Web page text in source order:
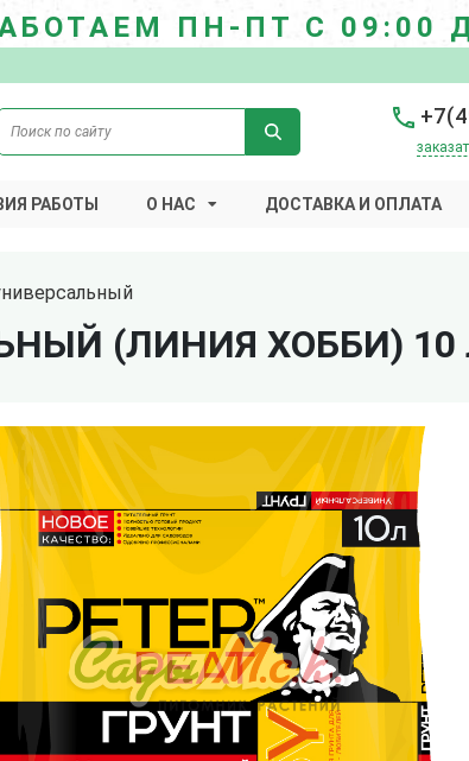
ПН-ПТ С 09:00
РАБОТЫ О НАС ДОСТАВКА И ОПЛАТА
(ЛИНИЯ ХОББИ) 10